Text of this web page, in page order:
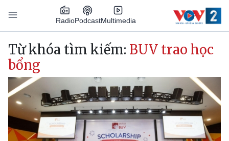
Nhảy đến nội dung
RadioPodcastMultimedia
Main navigation
Từ khóa tìm kiếm: BUV trao học
bổng